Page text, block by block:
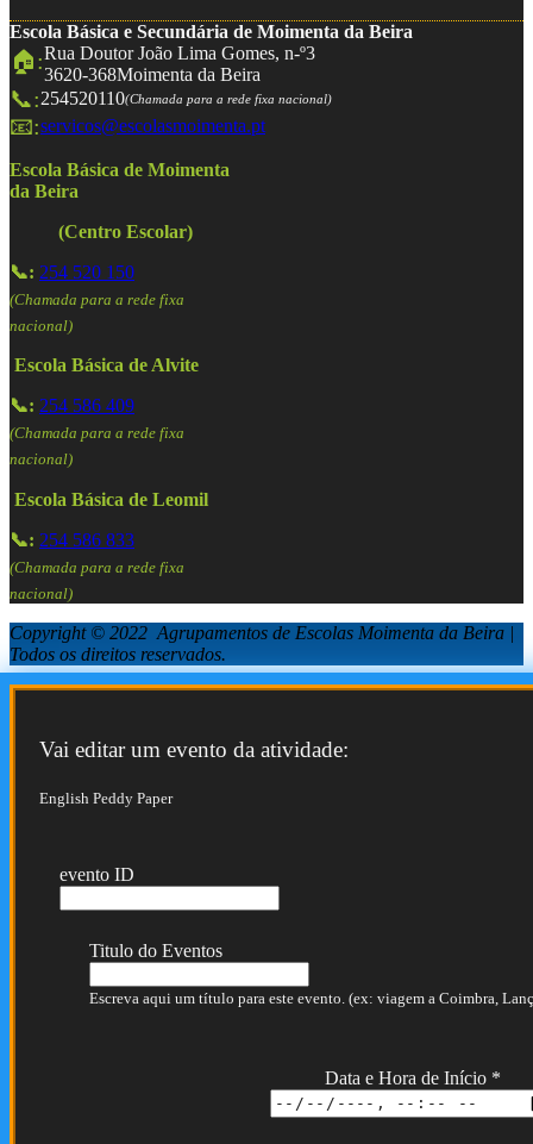
Escola Básica e Secundária de Moimenta da Beira
🏠:Rua Doutor João Lima Gomes, n-º3
3620-368Moimenta da Beira
📞:254520110(Chamada para a rede fixa nacional)
📧:servicos@escolasmoimenta.pt
Escola Básica de Moimenta
da Beira
(Centro Escolar)
📞: 254 520 150
(Chamada para a rede fixa
nacional)
Escola Básica de Alvite
📞: 254 586 409
(Chamada para a rede fixa
nacional)
Escola Básica de Leomil
📞: 254 586 833
(Chamada para a rede fixa
nacional)
Copyright © 2022 Agrupamentos de Escolas Moimenta da Beira |
Todos os direitos reservados.
Vai editar um evento da atividade:
English Peddy Paper
evento ID
Titulo do Eventos
Escreva aqui um título para este evento. (ex: viagem a Coimbra,
Data e Hora de Início *